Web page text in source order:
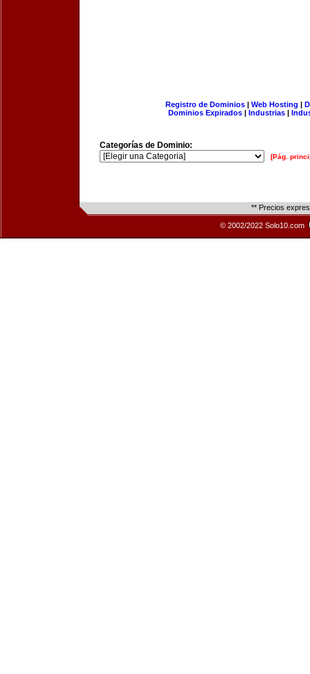
Registro de Dominios| Web Hosting |
Dominios Expirados | Industrias |
Categorías de Dominio:
[Pág.
** Precios
© 2002/2022 Solo10.com